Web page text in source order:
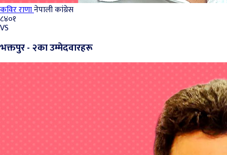
कविर राणानेपाली कांग्रेस
८४०१
VS
भक्तपुर - २का उम्मेदवारहरू